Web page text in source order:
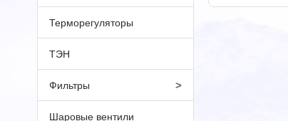
Терморегуляторы
ТЭН
Фильтры >
Шаровые вентили